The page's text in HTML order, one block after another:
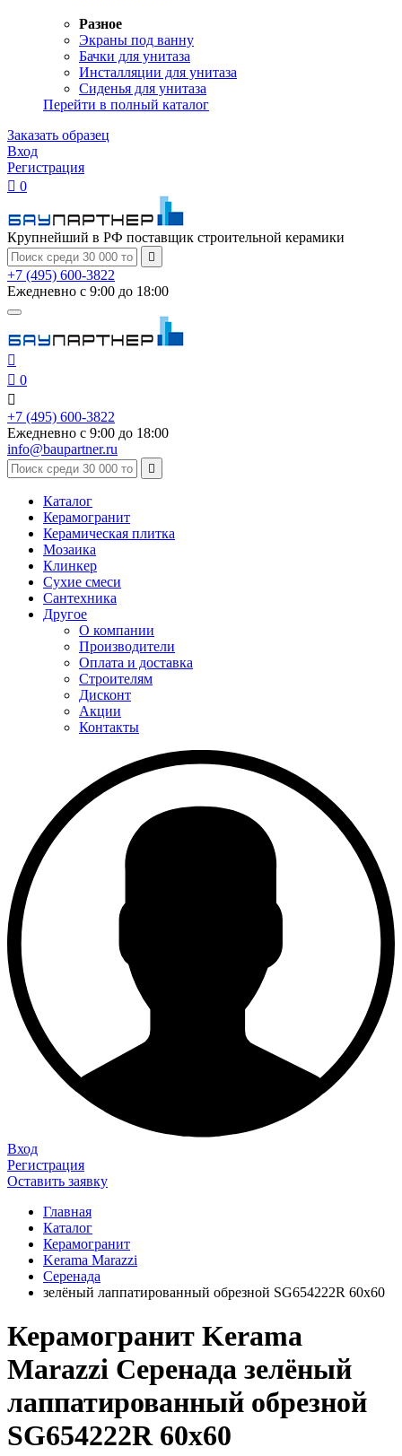
Разное
Экраны под ванну
Бачки для унитаза
Инсталляции для унитаза
Сиденья для унитаза
Перейти в полный каталог
Заказать образец
Вход
Регистрация
 0
Крупнейший в РФ поставщик строительной керамики

+7 (495) 600-3822
Ежедневно с 9:00 до 18:00

 0

+7 (495) 600-3822
Ежедневно с 9:00 до 18:00
info@baupartner.ru

Каталог
Керамогранит
Керамическая плитка
Мозаика
Клинкер
Сухие смеси
Сантехника
Другое
О компании
Производители
Оплата и доставка
Строителям
Дисконт
Акции
Контакты
Вход
Регистрация
Оставить заявку
Главная
Каталог
Керамогранит
Kerama Marazzi
Серенада
зелёный лаппатированный обрезной SG654222R 60x60
Керамогранит Kerama
Marazzi Серенада зелёный
лаппатированный обрезной
SG654222R 60x60